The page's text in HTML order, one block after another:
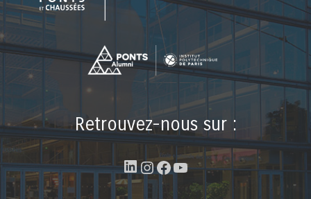
Retrouvez-nous sur :
LinkedIn
Instagram
Facebook
YouTube